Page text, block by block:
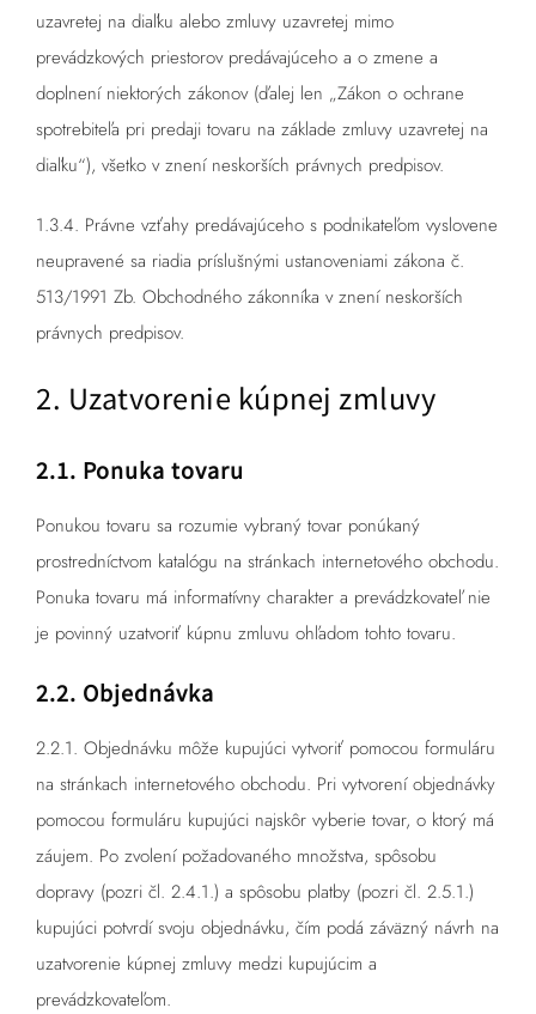
uzavretej na diaľku alebo zmluvy uzavretej mimo
prevádzkových priestorov predávajúceho a o zmene a
doplnení niektorých zákonov (ďalej len „Zákon o ochrane
spotrebiteľa pri predaji tovaru na základe zmluvy uzavretej na
diaľku“), všetko v znení neskorších právnych predpisov.
1.3.4. Právne vzťahy predávajúceho s podnikateľom vyslovene
neupravené sa riadia príslušnými ustanoveniami zákona č.
513/1991 Zb. Obchodného zákonníka v znení neskorších
právnych predpisov.
2. Uzatvorenie kúpnej zmluvy
2.1. Ponuka tovaru
Ponukou tovaru sa rozumie vybraný tovar ponúkaný
prostredníctvom katalógu na stránkach internetového obchodu.
Ponuka tovaru má informatívny charakter a prevádzkovateľ nie
je povinný uzatvoriť kúpnu zmluvu ohľadom tohto tovaru.
2.2. Objednávka
2.2.1. Objednávku môže kupujúci vytvoriť pomocou formuláru
na stránkach internetového obchodu. Pri vytvorení objednávky
pomocou formuláru kupujúci najskôr vyberie tovar, o ktorý má
záujem. Po zvolení požadovaného množstva, spôsobu
dopravy (pozri čl. 2.4.1.) a spôsobu platby (pozri čl. 2.5.1.)
kupujúci potvrdí svoju objednávku, čím podá záväzný návrh na
uzatvorenie kúpnej zmluvy medzi kupujúcim a
prevádzkovateľom.